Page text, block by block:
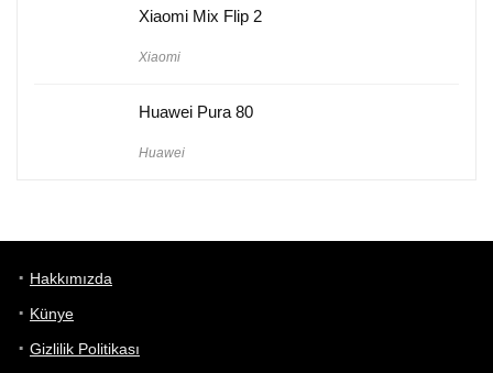
Xiaomi Mix Flip 2
Xiaomi
Huawei Pura 80
Huawei
Hakkımızda
Künye
Gizlilik Politikası